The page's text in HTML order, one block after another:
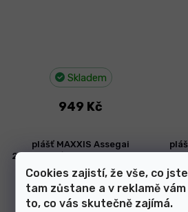
Cookies zajistí, že vše, co
tam zůstane a v reklamě
to, co vás skutečně zajímá.
Skladem
949 Kč
plášť MAXXIS Assegai
27.5"x2.50/64-584 WT 3CG DH
TR kevlar